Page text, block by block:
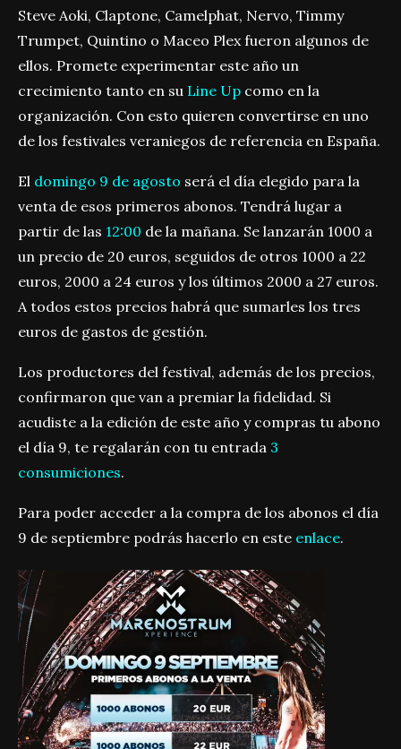
Steve Aoki, Claptone, Camelphat, Nervo, Timmy
Trumpet, Quintino o Maceo Plex fueron algunos de
ellos. Promete experimentar este año un
crecimiento tanto en su Line Up como en la
organización. Con esto quieren convertirse en uno
de los festivales veraniegos de referencia en España.
El domingo 9 de agosto será el día elegido para la
venta de esos primeros abonos. Tendrá lugar a
partir de las 12:00 de la mañana. Se lanzarán 1000 a
un precio de 20 euros, seguidos de otros 1000 a 22
euros, 2000 a 24 euros y los últimos 2000 a 27 euros.
A todos estos precios habrá que sumarles los tres
euros de gastos de gestión.
Los productores del festival, además de los precios,
confirmaron que van a premiar la fidelidad. Si
acudiste a la edición de este año y compras tu abono
el día 9, te regalarán con tu entrada 3
consumiciones.
Para poder acceder a la compra de los abonos el día
9 de septiembre podrás hacerlo en este enlace.